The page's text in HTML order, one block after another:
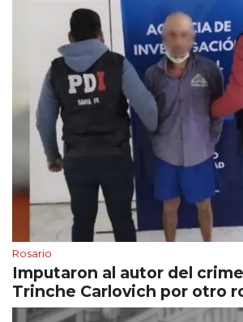
Rosario
Imputaron al autor del
Trinche Carlovich por otro